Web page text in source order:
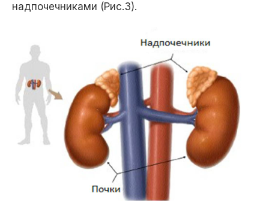
надпочечниками (Рис.3).